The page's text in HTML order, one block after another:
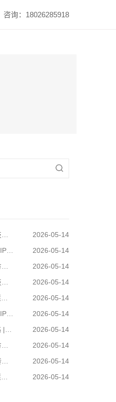
咨询：18026285918

2026-05-14
2026-05-14
计
2026-05-14
2026-05-14
2026-05-14
2026-05-14
计
2026-05-14
2026-05-14
2026-05-14
2026-05-14